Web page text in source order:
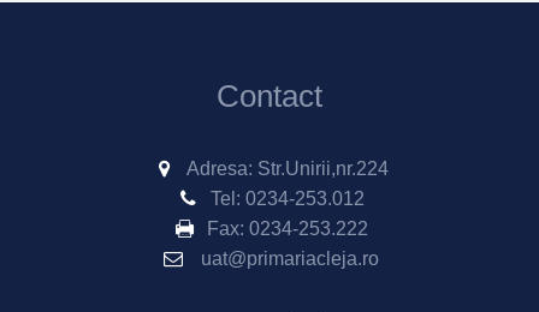
Contact
Adresa: Str.Unirii,nr.224
Tel: 0234-253.012
Fax: 0234-253.222
uat@primariacleja.ro